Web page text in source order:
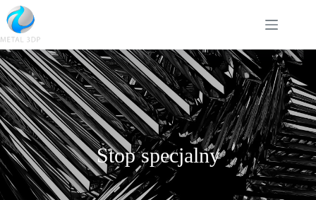
Stop specjalny